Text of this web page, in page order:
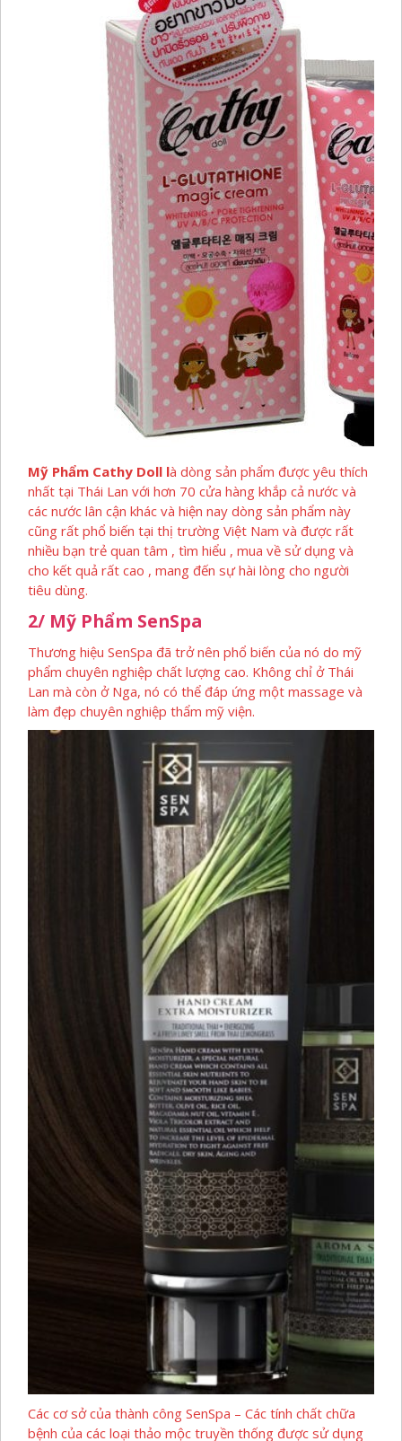
Mỹ Phẩm Cathy Doll là dòng sản phẩm được yêu thích
nhất tại Thái Lan với hơn 70 cửa hàng khắp cả nước và
các nước lân cận khác và hiện nay dòng sản phẩm này
cũng rất phổ biến tại thị trường Việt Nam và được rất
nhiều bạn trẻ quan tâm , tìm hiểu , mua về sử dụng và
cho kết quả rất cao , mang đến sự hài lòng cho người
tiêu dùng.
2/ Mỹ Phẩm SenSpa
Thương hiệu SenSpa đã trở nên phổ biến của nó do mỹ
phẩm chuyên nghiệp chất lượng cao. Không chỉ ở Thái
Lan mà còn ở Nga, nó có thể đáp ứng một massage và
làm đẹp chuyên nghiệp thẩm mỹ viện.
Các cơ sở của thành công SenSpa – Các tính chất chữa
bệnh của các loại thảo mộc truyền thống được sử dụng